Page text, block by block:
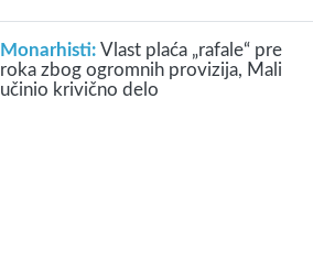
Monarhisti:Vlast plaća „rafale“ pre
roka zbog ogromnih provizija, Mali
učinio krivično delo